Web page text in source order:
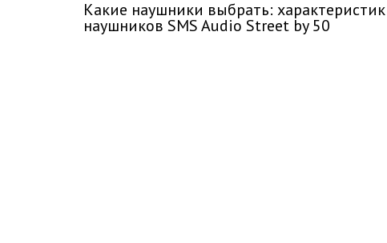
Какие наушники выбрать:
наушников SMS Audio Street by 50